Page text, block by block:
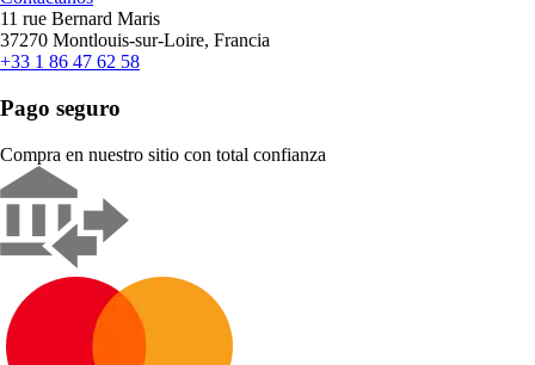
11 rue Bernard Maris
37270 Montlouis-sur-Loire, Francia
+33 1 86 47 62 58
Pago seguro
Compra en nuestro sitio con total confianza